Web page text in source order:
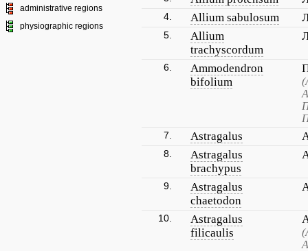
administrative regions
physiographic regions
4. Allium sabulosum
5.
Allium
trachyscordum
6.
Ammodendron
bifolium
7. Astragalus
8.
Astragalus
brachypus
9.
Astragalus
chaetodon
10.
Astragalus
filicaulis